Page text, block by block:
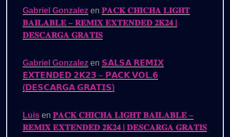
Gabriel Gonzalez en 𝐏𝐀𝐂𝐊 𝐂𝐇𝐈𝐂𝐇𝐀 𝐋𝐈𝐆𝐇𝐓
𝐁𝐀𝐈𝐋𝐀𝐁𝐋𝐄 – 𝐑𝐄𝐌𝐈𝐗 𝐄𝐗𝐓𝐄𝐍𝐃𝐄𝐃 𝟐𝐊𝟐𝟒 |
𝐃𝐄𝐒𝐂𝐀𝐑𝐆𝐀 𝐆𝐑𝐀𝐓𝐈𝐒
Gabriel Gonzalez en 𝗦𝗔𝗟𝗦𝗔 𝗥𝗘𝗠𝗜𝗫
𝗘𝗫𝗧𝗘𝗡𝗗𝗘𝗗 𝟮𝗞𝟮𝟯 – 𝗣𝗔𝗖𝗞 𝗩𝗢𝗟.𝟲
(𝗗𝗘𝗦𝗖𝗔𝗥𝗚𝗔 𝗚𝗥𝗔𝗧𝗜𝗦)
Luis en 𝐏𝐀𝐂𝐊 𝐂𝐇𝐈𝐂𝐇𝐀 𝐋𝐈𝐆𝐇𝐓 𝐁𝐀𝐈𝐋𝐀𝐁𝐋𝐄 –
𝐑𝐄𝐌𝐈𝐗 𝐄𝐗𝐓𝐄𝐍𝐃𝐄𝐃 𝟐𝐊𝟐𝟒 | 𝐃𝐄𝐒𝐂𝐀𝐑𝐆𝐀 𝐆𝐑𝐀𝐓𝐈𝐒